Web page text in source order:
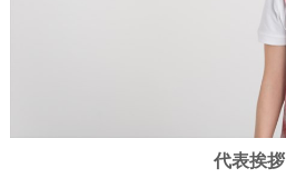
代表挨拶